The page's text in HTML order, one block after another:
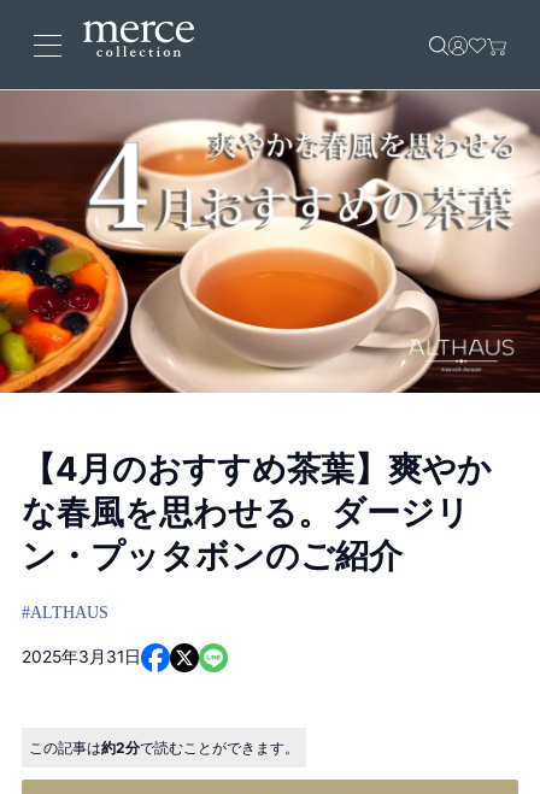
【4月のおすすめ茶葉】爽やか
な春風を思わせる。ダージリ
ン・プッタボンのご紹介
#ALTHAUS
2025年3月31日
この記事は約2分で読むことができます。